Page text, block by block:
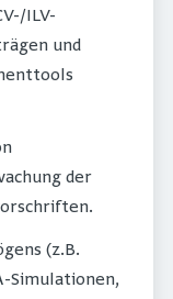
ILV-
und
der
(z.B.
Simulationen,